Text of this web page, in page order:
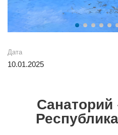
Дата
10.01.2025
Санаторий